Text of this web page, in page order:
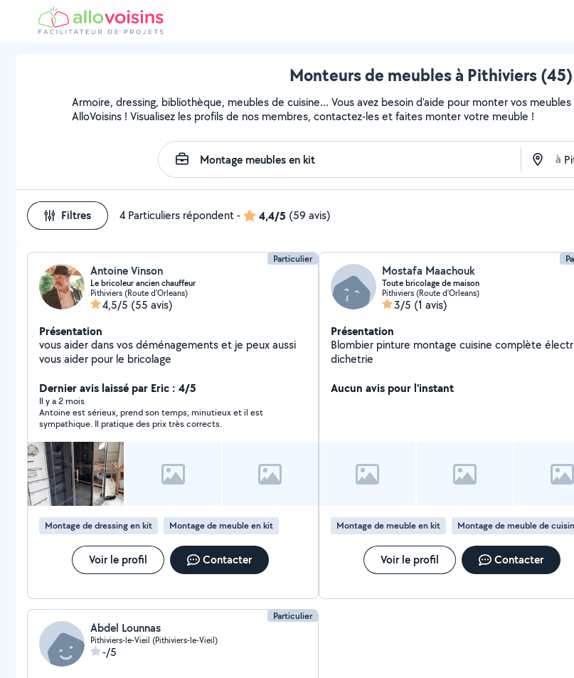
Monteurs de meubles à Pithiviers
Armoire, dressing, bibliothèque, meubles de cuisine... Vous avez besoin d'aide pour monter vos
AlloVoisins ! Visualisez les profils de nos membres, contactez-les et faites monter votre meuble !
à
Filtres 4 Particuliers répondent- 4,4/5 (59 avis)
Particulier
Antoine Vinson
Le bricoleur ancien chauffeur
Pithiviers (Route d'Orleans)
4,5/5 (55 avis)
Présentation
vous aider dans vos déménagements et je peux aussi
vous aider pour le bricolage
Dernier avis laissé par Eric : 4/5
Il y a 2 mois
Antoine est sérieux, prend son temps, minutieux et il est
sympathique. Il pratique des prix très corrects.
Montage de dressing en kit Montage de meuble en kit
Voir le profil Contacter
Mostafa Maachouk
Toute bricolage de maison
Pithiviers (Route d'Orleans)
3/5 (1 avis)
Présentation
Blombier pinture montage cuisine complète
dichetrie
Aucun avis pour l'instant
Montage de meuble en kit
Voir le profil Contacter
Particulier
Abdel Lounnas
Pithiviers-le-Vieil (Pithiviers-le-Vieil)
-/5